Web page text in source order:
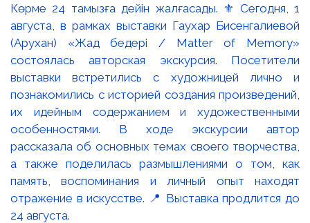
Көрме 24 тамызға дейін жалғасады. ⚜️ Сегодня, 1
августа, в рамках выставки Гаухар Бисенгалиевой
(Арухан) «Жад бедері / Matter of Memory»
состоялась авторская экскурсия. Посетители
выставки встретились с художницей лично и
познакомились с историей создания произведений,
их идейным содержанием и художественными
особенностями. В ходе экскурсии автор
рассказала об основных темах своего творчества,
а также поделилась размышлениями о том, как
память, воспоминания и личный опыт находят
отражение в искусстве. 📍 Выставка продлится до
24 августа.